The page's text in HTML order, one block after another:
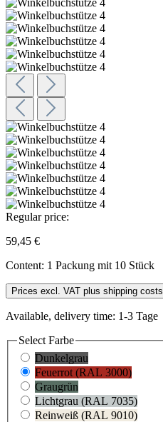
Regular price:
59,45 €
Content: 1 Packung mit 10 Stück
Prices excl. VAT plus shipping costs
Available, delivery time: 1-3 Tage
Select Farbe
Dunkelgrau
Feuerrot (RAL 3000)
Graugrün
Lichtgrau (RAL 7035)
Reinweiß (RAL 9010)